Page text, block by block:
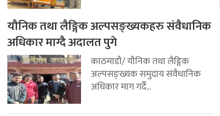
यौनिक तथा लैङ्गिक अल्पसङ्ख्यकहरु संवैधानिक
अधिकार माग्दै अदालत पुगे
काठमाडौ/ यौनिक तथा लैङ्गिक
अल्पसङ्ख्यक समुदाय संवैधानिक
अधिकार माग गर्दै...